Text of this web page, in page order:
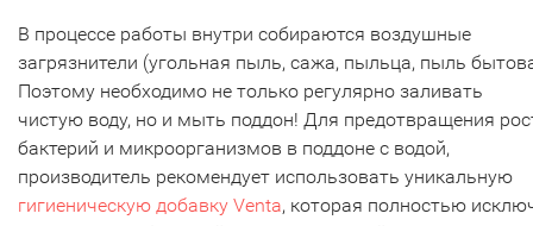
В процессе работы внутри собираются воздушные
загрязнители (угольная пыль, сажа, пыльца, пыль
Поэтому необходимо не только регулярно заливать
чистую воду, но и мыть поддон! Для предотвращения
бактерий и микроорганизмов в поддоне с водой,
производитель рекомендует использовать уникальную
гигиеническую добавку Venta, которая полностью